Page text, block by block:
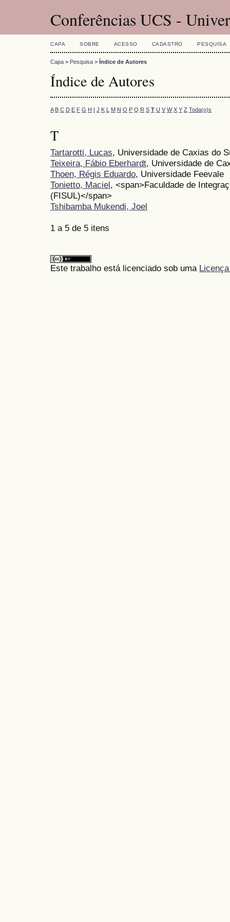
Conferências UCS -
CAPA SOBRE ACESSO CADASTRO PESQUISA
Capa > Pesquisa > Índice de Autores
Índice de Autores
A B C D E F G H I J K L M N O P Q R S T U V W X Y Z Toda(o)s
T
Tartarotti, Lucas, Universidade de Caxias do
Teixeira, Fábio Eberhardt, Universidade de
Thoen, Régis Eduardo, Universidade Feevale
Tonietto, Maciel, <span>Faculdade de
(FISUL)</span>
Tshibamba Mukendi, Joel
1 a 5 de 5 itens
Este trabalho está licenciado sob uma